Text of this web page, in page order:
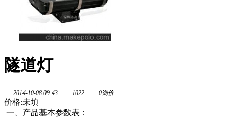
隧道灯
2014-10-08 09:43 1022 0询价
价格:未填
一、产品基本参数表：